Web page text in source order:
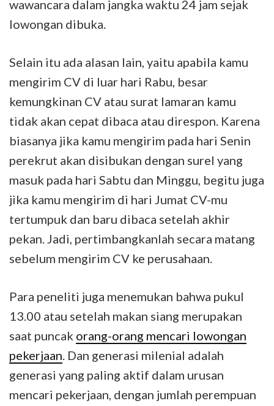
wawancara dalam jangka waktu 24 jam sejak
lowongan dibuka.
Selain itu ada alasan lain, yaitu apabila kamu
mengirim CV di luar hari Rabu, besar
kemungkinan CV atau surat lamaran kamu
tidak akan cepat dibaca atau direspon. Karena
biasanya jika kamu mengirim pada hari Senin
perekrut akan disibukan dengan surel yang
masuk pada hari Sabtu dan Minggu, begitu juga
jika kamu mengirim di hari Jumat CV-mu
tertumpuk dan baru dibaca setelah akhir
pekan. Jadi, pertimbangkanlah secara matang
sebelum mengirim CV ke perusahaan.
Para peneliti juga menemukan bahwa pukul
13.00 atau setelah makan siang merupakan
saat puncak orang-orang mencari lowongan
pekerjaan. Dan generasi milenial adalah
generasi yang paling aktif dalam urusan
mencari pekerjaan, dengan jumlah perempuan